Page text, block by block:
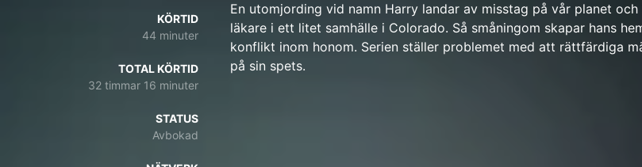
KÖRTID
44 minuter
TOTAL KÖRTID
32 timmar 16 minuter
STATUS
Avbokad
En utomjording vid namn Harry landar av misstag på vår planet
läkare i ett litet samhälle i Colorado. Så småningom skapar hans
konflikt inom honom. Serien ställer problemet med att rättfärdiga
på sin spets.